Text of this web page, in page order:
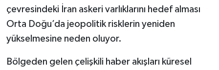
çevresindeki İran askeri varlıklarını hedef alması
Orta Doğu’da jeopolitik risklerin yeniden
yükselmesine neden oluyor.
Bölgeden gelen çelişkili haber akışları küresel